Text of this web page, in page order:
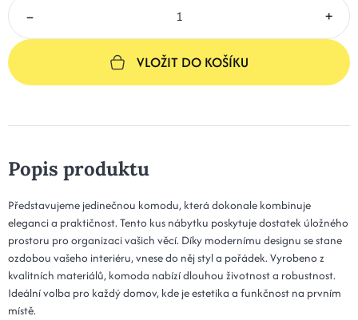
– +
VLOŽIT DO KOŠÍKU
Popis produktu
Představujeme jedinečnou komodu, která dokonale kombinuje
eleganci a praktičnost. Tento kus nábytku poskytuje dostatek úložného
prostoru pro organizaci vašich věcí. Díky modernímu designu se stane
ozdobou vašeho interiéru, vnese do něj styl a pořádek. Vyrobeno z
kvalitních materiálů, komoda nabízí dlouhou životnost a robustnost.
Ideální volba pro každý domov, kde je estetika a funkčnost na prvním
místě.